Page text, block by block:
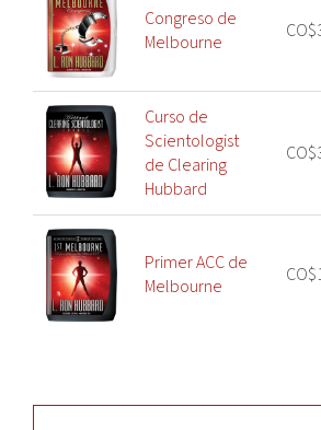
Congreso de
Melbourne
Curso de
Scientologist
de Clearing
Hubbard
Primer ACC de
Melbourne